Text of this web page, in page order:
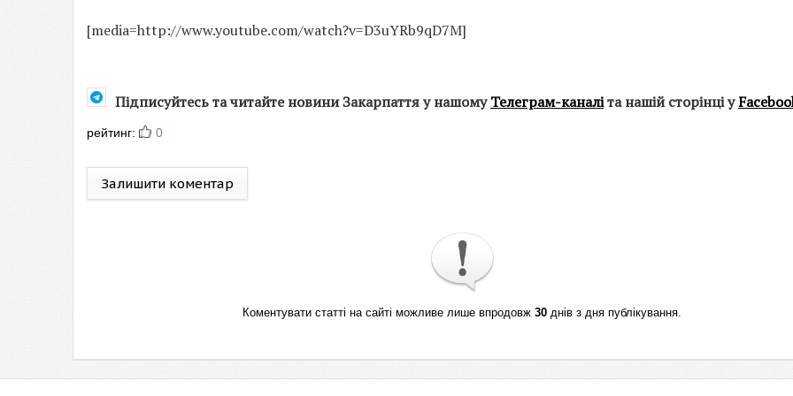
[media=http://www.youtube.com/watch?v=D3uYRb9qD7M]
Підписуйтесь та читайте новини Закарпаття у нашомуТелеграм-каналіта нашій сторінці у
рейтинг: 0
Залишити коментар
Коментувати статті на сайті можливе лише впродовж 30 днів з дня публікування.